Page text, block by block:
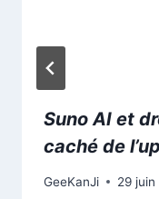
Suno AI et
caché de
GeeKanJi 29